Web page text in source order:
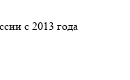
с 2013 года